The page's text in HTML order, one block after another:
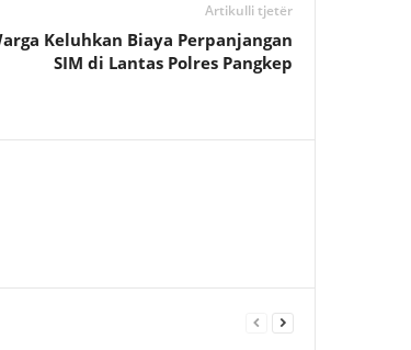
Artikulli tjetër
Keluhkan Biaya Perpanjangan
SIM di Lantas Polres Pangkep